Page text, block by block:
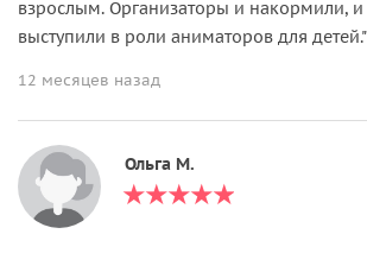
взрослым. Организаторы и накормили,
выступили в роли аниматоров для детей."
12 месяцев назад
Ольга М.